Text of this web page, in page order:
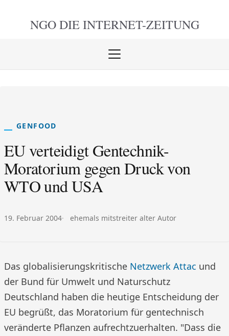
NGO DIE INTERNET-ZEITUNG
Menü
GENFOOD
EU verteidigt Gentechnik-
Moratorium gegen Druck von
WTO und USA
Veröffentlicht am:
19. Februar 2004 Autor:
ehemals mitstreiter alter Autor
Das globalisierungskritische Netzwerk Attac und
der Bund für Umwelt und Naturschutz
Deutschland haben die heutige Entscheidung der
EU begrüßt, das Moratorium für gentechnisch
veränderte Pflanzen aufrechtzuerhalten. "Dass die